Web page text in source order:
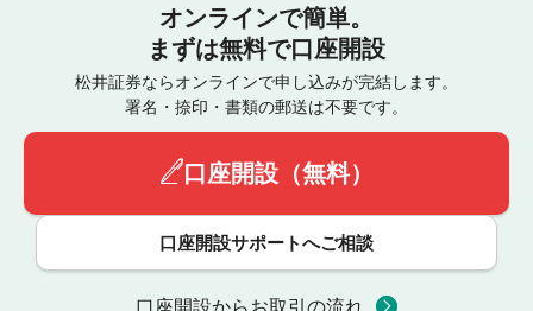
オンラインで簡単。
まずは無料で口座開設
松井証券ならオンラインで申し込みが完結します。
署名・捺印・書類の郵送は不要です。
口座開設（無料）
口座開設サポートへご相談
口座開設からお取引の流れ